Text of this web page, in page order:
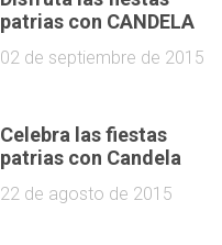
patrias con CANDELA
02 de septiembre de 2015
Celebra las fiestas
patrias con Candela
22 de agosto de 2015